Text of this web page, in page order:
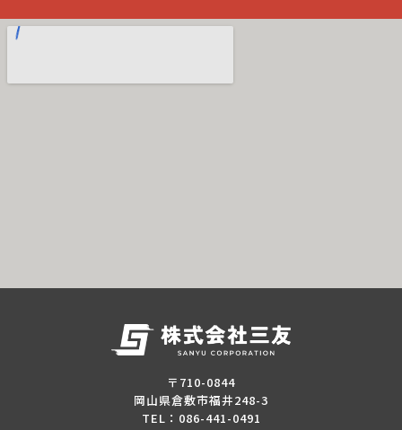
〒710-0844
岡山県倉敷市福井248-3
TEL：086-441-0491